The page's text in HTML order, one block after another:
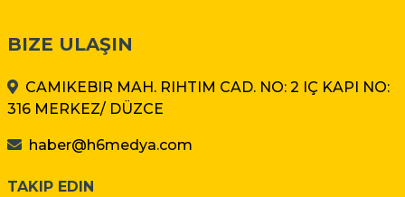
BIZE ULAŞIN
CAMIKEBIR MAH. RIHTIM CAD. NO: 2 IÇ KAPI NO:
316 MERKEZ/ DÜZCE
haber@h6medya.com
TAKIP EDIN